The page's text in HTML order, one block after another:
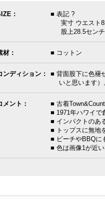
：
■ 表記 ?
実寸 ウエスト
股上28.5セン
材： ■ コットン
ンディション：
■ 背面股下に色褪
いと思います）
メント：
■ 古着
■ 1971年ハワイで
■ インパクトのあ
■ トップスに無地
■ ビーチやBBQに
■ 色は画像1が近